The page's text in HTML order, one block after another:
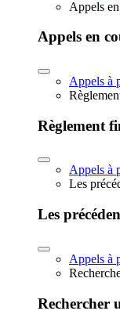
Appels
Appels en
Appels à
Règlement
Appels à
Les
Les
Appels à
Rechercher